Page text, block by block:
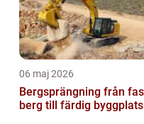
06 maj 2026
Bergsprängning från fast
berg till färdig byggplats